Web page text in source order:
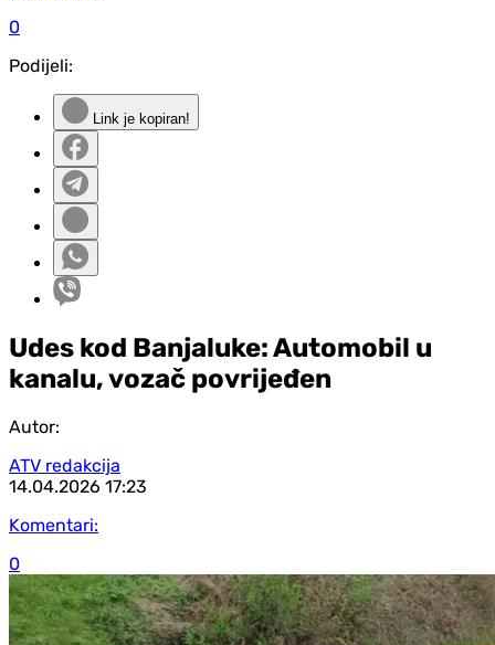
0
Podijeli:
Link je kopiran!
Udes kod Banjaluke: Automobil u
kanalu, vozač povrijeđen
Autor:
ATV redakcija
14.04.2026 17:23
Komentari:
0